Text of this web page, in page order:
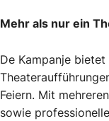
Mehr als nur ein
De Kampanje
Feiern. Mit
sowie